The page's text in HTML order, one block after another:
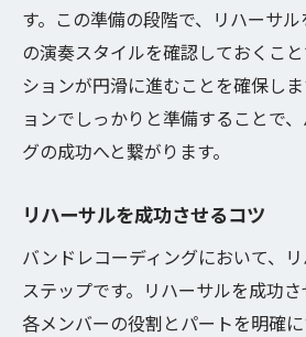
す。この準備の段階で、リハーサ
の演奏スタイルを確認しておくこ
ションが円滑に進むことを確保し
ョンでしっかりと準備することで
グの成功へと繋がります。
リハーサルを成功させるコツ
バンドレコーディングにおいて、
ステップです。リハーサルを成功
各メンバーの役割とパートを明確